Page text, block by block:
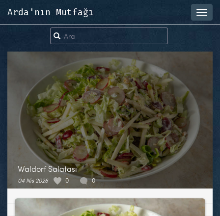
Arda'nın Mutfağı
Waldorf Salatası
04 Nis 2026 0 0